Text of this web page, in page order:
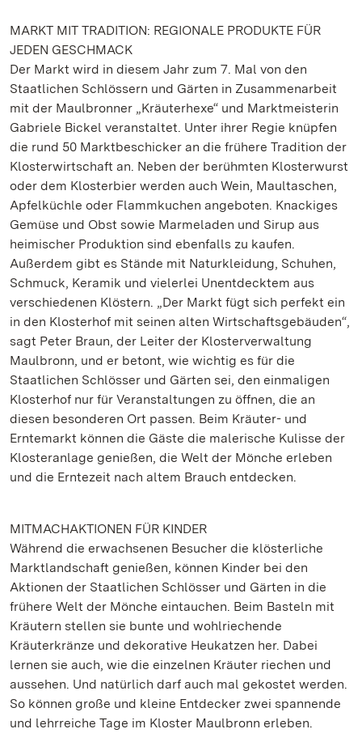
MARKT MIT TRADITION: REGIONALE PRODUKTE FÜR
JEDEN GESCHMACK
Der Markt wird in diesem Jahr zum 7. Mal von den
Staatlichen Schlössern und Gärten in Zusammenarbeit
mit der Maulbronner „Kräuterhexe“ und Marktmeisterin
Gabriele Bickel veranstaltet. Unter ihrer Regie knüpfen
die rund 50 Marktbeschicker an die frühere Tradition der
Klosterwirtschaft an. Neben der berühmten Klosterwurst
oder dem Klosterbier werden auch Wein, Maultaschen,
Apfelküchle oder Flammkuchen angeboten. Knackiges
Gemüse und Obst sowie Marmeladen und Sirup aus
heimischer Produktion sind ebenfalls zu kaufen.
Außerdem gibt es Stände mit Naturkleidung, Schuhen,
Schmuck, Keramik und vielerlei Unentdecktem aus
verschiedenen Klöstern. „Der Markt fügt sich perfekt ein
in den Klosterhof mit seinen alten Wirtschaftsgebäuden“,
sagt Peter Braun, der Leiter der Klosterverwaltung
Maulbronn, und er betont, wie wichtig es für die
Staatlichen Schlösser und Gärten sei, den einmaligen
Klosterhof nur für Veranstaltungen zu öffnen, die an
diesen besonderen Ort passen. Beim Kräuter- und
Erntemarkt können die Gäste die malerische Kulisse der
Klosteranlage genießen, die Welt der Mönche erleben
und die Erntezeit nach altem Brauch entdecken.
MITMACHAKTIONEN FÜR KINDER
Während die erwachsenen Besucher die klösterliche
Marktlandschaft genießen, können Kinder bei den
Aktionen der Staatlichen Schlösser und Gärten in die
frühere Welt der Mönche eintauchen. Beim Basteln mit
Kräutern stellen sie bunte und wohlriechende
Kräuterkränze und dekorative Heukatzen her. Dabei
lernen sie auch, wie die einzelnen Kräuter riechen und
aussehen. Und natürlich darf auch mal gekostet werden.
So können große und kleine Entdecker zwei spannende
und lehrreiche Tage im Kloster Maulbronn erleben.